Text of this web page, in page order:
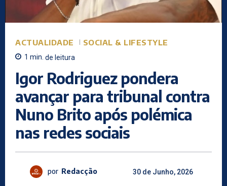
ACTUALIDADE SOCIAL & LIFESTYLE
1 min. de leitura
Igor Rodriguez pondera
avançar para tribunal contra
Nuno Brito após polémica
nas redes sociais
por Redacção 30 de Junho, 2026